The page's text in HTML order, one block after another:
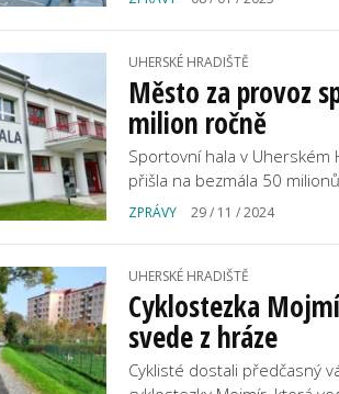
UHERSKÉ HRADIŠTĚ
Město za provoz
milion ročně
Sportovní hala v Uherském
přišla na bezmála 50
ZPRÁVY 29 / 11 / 2024
UHERSKÉ HRADIŠTĚ
Cyklostezka
svede z hráze
Cyklisté dostali předčasný